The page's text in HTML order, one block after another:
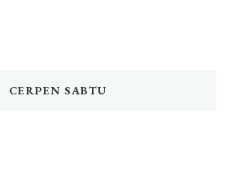
CERPEN SABTU